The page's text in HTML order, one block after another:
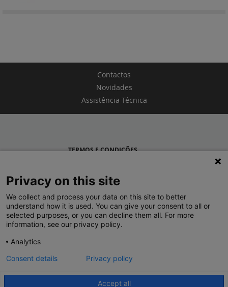
Contactos
Novidades
Assistência Técnica
TERMOS E CONDIÇÕES
LEGRAND PORTUGAL
GRUPO LEGRAND NO MUNDO
Privacy on this site
We collect and process your data on this site to better
understand how it is used. You can give your consent to all or
selected purposes, or you can decline them all. For more
information, see our privacy policy.
Analytics
Accept all
Consent details Privacy policy